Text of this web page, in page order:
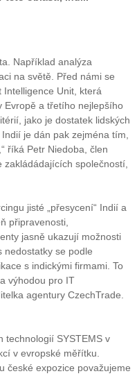
Například analýza
na světě. Před námi se
Unit, která
Evropě a třetího nejlepšího
jako je dostatek lidských
je dán pak zejména tím,
říká Petr Niedoba, člen
společností,
jisté „přesycení“ Indií a
připravenosti,
jasně ukazují možnosti
nedostatky se podle
s indickými firmami. To
výhodou pro IT
agentury CzechTrade.
technologií SYSTEMS v
v evropské měřítku.
české expozice považujeme